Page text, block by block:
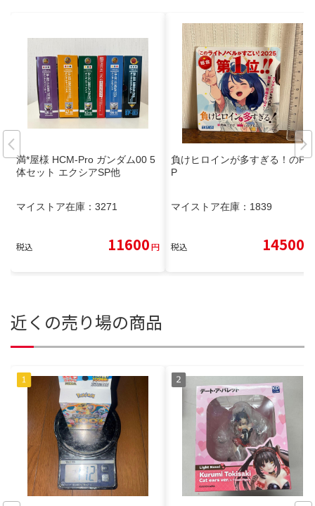
満*屋様 HCM-Pro ガンダム00 5
体セット エクシアSP他
マイストア在庫： 3271
税込 11600円
負けヒロインが多すぎる！のPO
P
マイストア在庫： 1839
税込 14500
近くの売り場の商品